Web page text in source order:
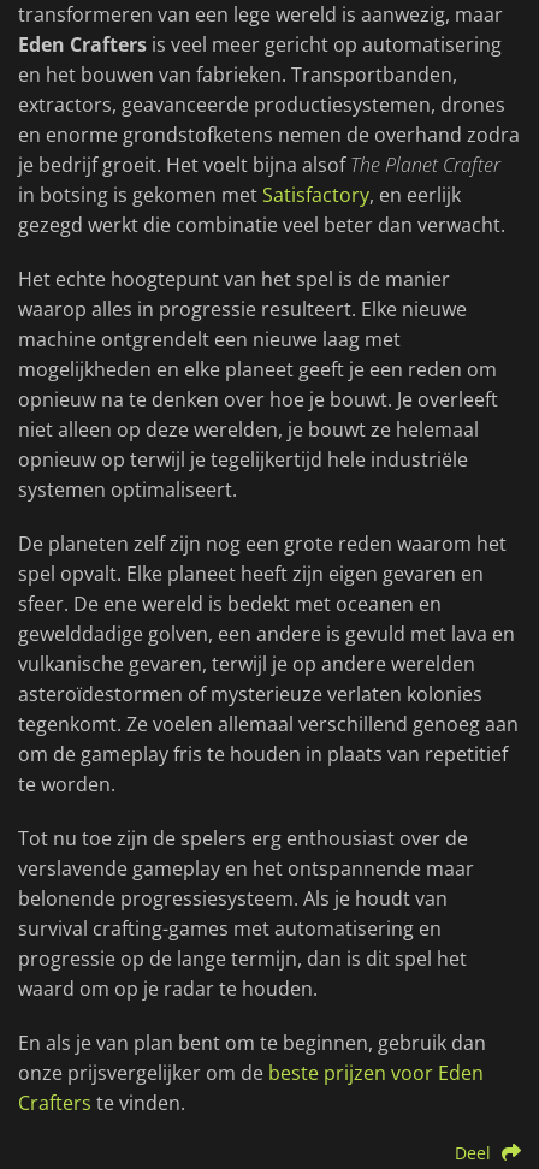
transformeren van een lege wereld is aanwezig, maar
Eden Crafters is veel meer gericht op automatisering
en het bouwen van fabrieken. Transportbanden,
extractors, geavanceerde productiesystemen, drones
en enorme grondstofketens nemen de overhand zodra
je bedrijf groeit. Het voelt bijna alsofThe Planet Crafter
in botsing is gekomen metSatisfactory, en eerlijk
gezegd werkt die combinatie veel beter dan verwacht.
Het echte hoogtepunt van het spel is de manier
waarop alles in progressie resulteert. Elke nieuwe
machine ontgrendelt een nieuwe laag met
mogelijkheden en elke planeet geeft je een reden om
opnieuw na te denken over hoe je bouwt. Je overleeft
niet alleen op deze werelden, je bouwt ze helemaal
opnieuw op terwijl je tegelijkertijd hele industriële
systemen optimaliseert.
De planeten zelf zijn nog een grote reden waarom het
spel opvalt. Elke planeet heeft zijn eigen gevaren en
sfeer. De ene wereld is bedekt met oceanen en
gewelddadige golven, een andere is gevuld met lava en
vulkanische gevaren, terwijl je op andere werelden
asteroïdestormen of mysterieuze verlaten kolonies
tegenkomt. Ze voelen allemaal verschillend genoeg aan
om de gameplay fris te houden in plaats van repetitief
te worden.
Tot nu toe zijn de spelers erg enthousiast over de
verslavende gameplay en het ontspannende maar
belonende progressiesysteem. Als je houdt van
survival crafting-games met automatisering en
progressie op de lange termijn, dan is dit spel het
waard om op je radar te houden.
En als je van plan bent om te beginnen, gebruik dan
onze prijsvergelijker om de beste prijzen voor Eden
Crafters te vinden.
Deel